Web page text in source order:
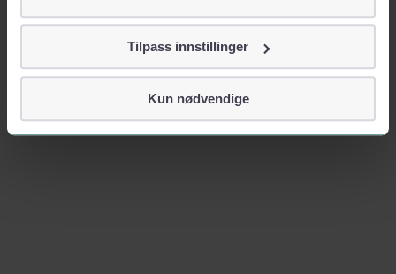
Vi tar ditt personvern på alvor
identifiserer deg, som navn eller telefonnummer.
Tilpass innstillinger
Kun nødvendige